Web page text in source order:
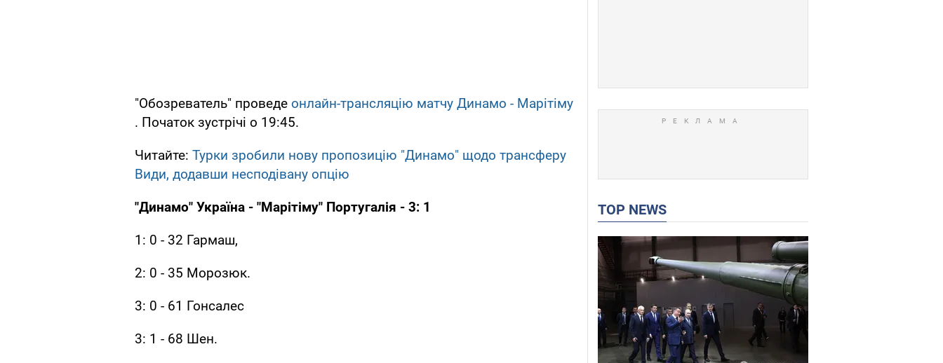
"Обозреватель" проведе онлайн-трансляцію матчу Динамо - Марітіму
. Початок зустрічі о 19:45.
Читайте: Турки зробили нову пропозицію "Динамо" щодо трансферу
Види, додавши несподівану опцію
"Динамо" Україна - "Марітіму" Португалія - 3: 1
1: 0 - 32 Гармаш,
2: 0 - 35 Морозюк.
3: 0 - 61 Гонсалес
3: 1 - 68 Шен.
TOP NEWS